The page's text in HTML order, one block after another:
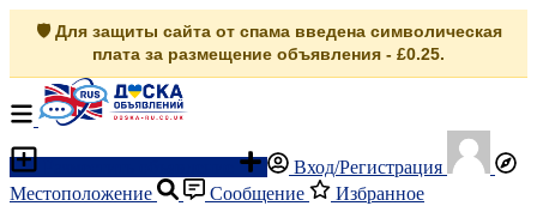
🛡️ Для защиты сайта от спама введена символическая
плата за размещение объявления - £0.25.
Вход/Регистрация
Местоположение
Сообщение Избранное